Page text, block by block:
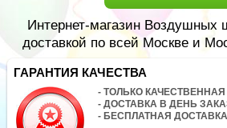
Интернет-магазин Воздушных
доставкой по всей Москве и
ГАРАНТИЯ КАЧЕСТВА
- ТОЛЬКО
- ДОСТАВКА В ДЕНЬ
- БЕСПЛАТНАЯ ДОСТАВКА